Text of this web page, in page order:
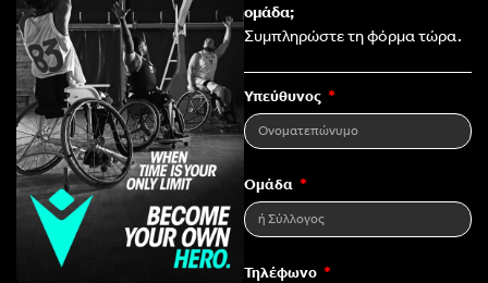
ομάδα;
Συμπληρώστε τη φόρμα τώρα.
Υπεύθυνος
Ομάδα
Τηλέφωνο